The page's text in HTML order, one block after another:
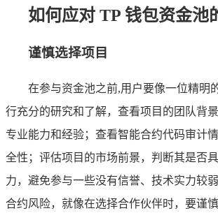
如何应对 TP 钱包资金池
谨慎选择项目
在参与资金池之前,用户要像一位精明
行充分的研究和了解，查看项目的团队背
专业能力和经验；查看智能合约代码审计
全性；评估项目的市场前景，判断其是否
力，避免参与一些没有信誉、技术实力较
合约风险，就像在选择合作伙伴时，要谨